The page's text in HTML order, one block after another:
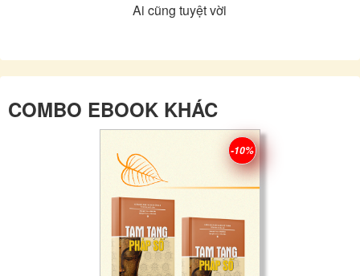
Ai cũng tuyệt vời
COMBO EBOOK KHÁC
-10%